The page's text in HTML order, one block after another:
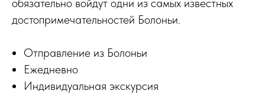
обязательно войдут одни из самых известных
достопримечательностей Болоньи.
Отправление из Болоньи
Ежедневно
Индивидуальная экскурсия